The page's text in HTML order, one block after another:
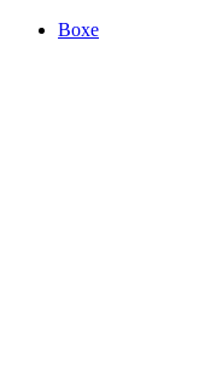
Boxe